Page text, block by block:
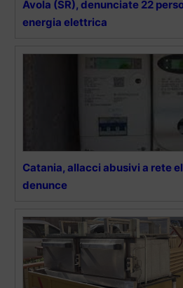
Avola (SR), denunciate 22
energia elettrica
Catania, allacci abusivi a rete
denunce